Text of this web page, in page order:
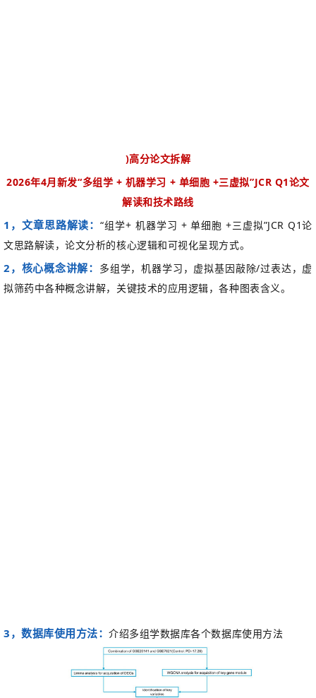
)高分论文拆解
2026年4月新发“多组学 + 机器学习 + 单细胞 +三虚拟”JCR Q1论文
解读和技术路线
1， 文章思路解读：“组学+ 机器学习 + 单细胞 +三虚拟”JCR Q1论
文思路解读，论文分析的核心逻辑和可视化呈现方式。
2， 核心概念讲解： 多组学，机器学习，虚拟基因敲除/过表达，虚
拟筛药中各种概念讲解，关键技术的应用逻辑，各种图表含义。
3， 数据库使用方法： 介绍多组学数据库各个数据库使用方法